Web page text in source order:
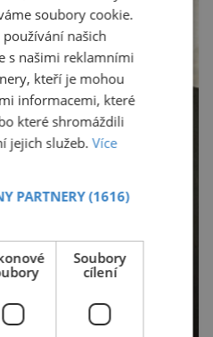
soubory cookie.
našich
s našimi reklamními
kteří je mohou
informacemi, které
které shromáždili
jejich služeb.Více
PARTNERY(1616)
Soubory
cílení